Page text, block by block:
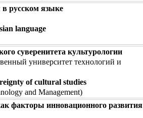
русском языке
language
суверенитета культурологии
университет технологий и
of cultural studies
and Management)
факторы инновационного развития